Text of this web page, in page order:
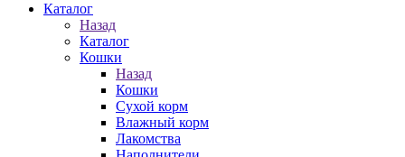
Каталог
Назад
Каталог
Кошки
Назад
Кошки
Сухой корм
Влажный корм
Лакомства